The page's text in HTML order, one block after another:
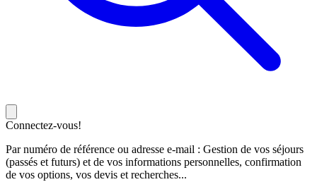
Connectez-vous!
Par numéro de référence ou adresse e-mail : Gestion de vos séjours
(passés et futurs) et de vos informations personnelles, confirmation
de vos options, vos devis et recherches...